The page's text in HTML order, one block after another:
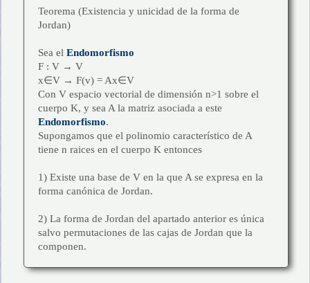
Teorema (Existencia y unicidad de la forma de
Jordan)
Sea el Endomorfismo
F : V → V
x∈V → F(v) = Ax∈V
Con V espacio vectorial de dimensión n>1 sobre el
cuerpo Κ, y sea A la matriz asociada a este
Endomorfismo.
Supongamos que el polinomio característico de A
tiene n raices en el cuerpo K entonces
1) Existe una base de V en la que A se expresa en la
forma canónica de Jordan.
2) La forma de Jordan del apartado anterior es única
salvo permutaciones de las cajas de Jordan que la
componen.